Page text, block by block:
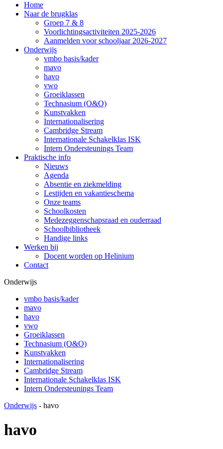
Home
Naar de brugklas
Groep 7 & 8
Voorlichtingsactiviteiten 2025-2026
Aanmelden voor schooljaar 2026-2027
Onderwijs
vmbo basis/kader
mavo
havo
vwo
Groeiklassen
Technasium (O&O)
Kunstvakken
Internationalisering
Cambridge Stream
Internationale Schakelklas ISK
Intern Ondersteunings Team
Praktische info
Nieuws
Agenda
Absentie en ziekmelding
Lestijden en vakantieschema
Onze teams
Schoolkosten
Medezeggenschapsraad en ouderraad
Schoolbibliotheek
Handige links
Werken bij
Docent worden op Helinium
Contact
Onderwijs
vmbo basis/kader
mavo
havo
vwo
Groeiklassen
Technasium (O&O)
Kunstvakken
Internationalisering
Cambridge Stream
Internationale Schakelklas ISK
Intern Ondersteunings Team
Onderwijs - havo
havo